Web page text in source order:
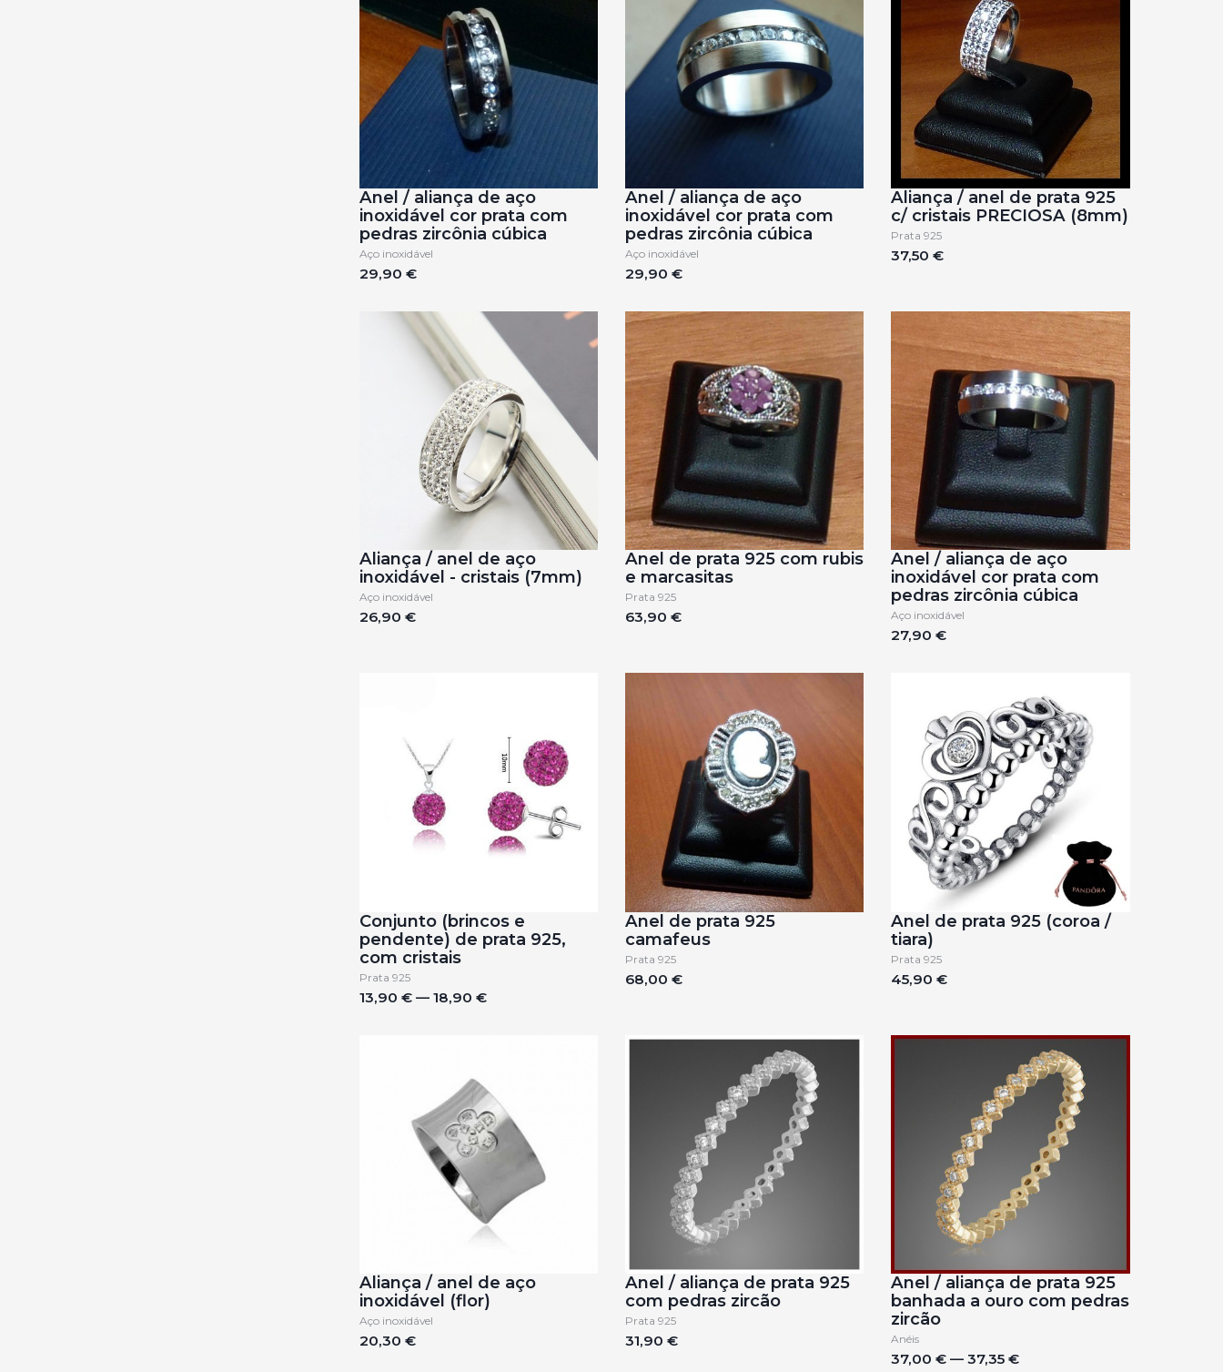
Anel / aliança de aço
inoxidável cor prata com
pedras zircônia cúbica
Aço inoxidável
29,90 €
Anel / aliança de aço
inoxidável cor prata com
pedras zircônia cúbica
Aço inoxidável
29,90 €
Aliança / anel de prata 925
c/ cristais PRECIOSA (8mm)
Prata 925
37,50 €
Aliança / anel de aço
inoxidável - cristais (7mm)
Aço inoxidável
26,90 €
Anel de prata 925 com rubis
e marcasitas
Prata 925
63,90 €
Anel / aliança de aço
inoxidável cor prata com
pedras zircônia cúbica
Aço inoxidável
27,90 €
Conjunto (brincos e
pendente) de prata 925,
com cristais
Prata 925
13,90 € — 18,90 €
Anel de prata 925
camafeus
Prata 925
68,00 €
Anel de prata 925 (coroa /
tiara)
Prata 925
45,90 €
Aliança / anel de aço
inoxidável (flor)
Aço inoxidável
20,30 €
Anel / aliança de prata 925
com pedras zircão
Prata 925
31,90 €
Anel / aliança de prata 925
banhada a ouro com pedras
zircão
Anéis
37,00 € — 37,35 €